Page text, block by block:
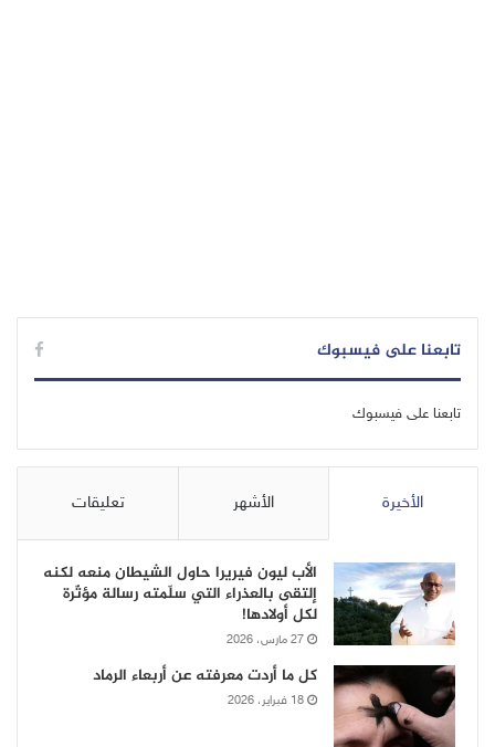
تابعنا على فيسبوك
تابعنا على فيسبوك
الأخيرة الأشهر تعليقات
الأب ليون فيريرا حاول الشيطان منعه لكنه
إلتقى بالعذراء التي سلّمته رسالة مؤثّرة
لكل أولادها!
27 مارس، 2026
كل ما أردت معرفته عن أربعاء الرماد
18 فبراير، 2026